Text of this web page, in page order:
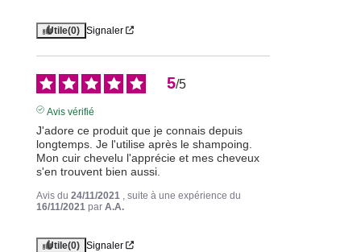
Utile(0) Signaler
5/5
Avis vérifié
J'adore ce produit que je connais depuis
longtemps. Je l'utilise après le shampoing.
Mon cuir chevelu l'apprécie et mes cheveux
s'en trouvent bien aussi.
Avis du 24/11/2021 , suite à une expérience du
16/11/2021 par A.A.
Utile(0) Signaler